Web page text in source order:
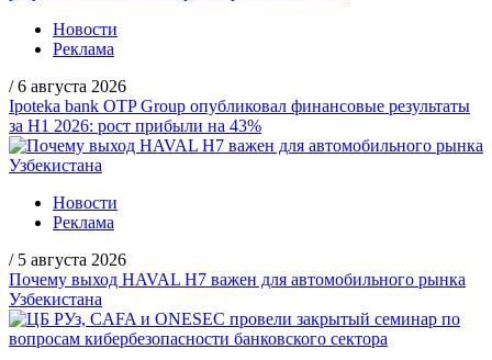
Новости
Реклама
/ 6 августа 2026
Ipoteka bank OTP Group опубликовал финансовые результаты
за H1 2026: рост прибыли на 43%
Новости
Реклама
/ 5 августа 2026
Почему выход HAVAL H7 важен для автомобильного рынка
Узбекистана